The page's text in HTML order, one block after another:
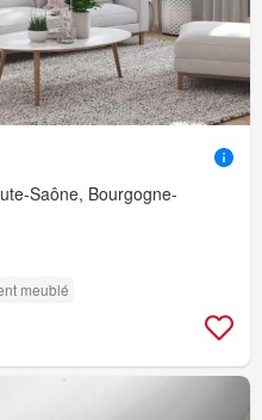
Saône, Bourgogne-
meublé